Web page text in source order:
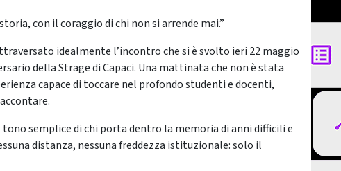
con il coraggio di chi non si arrende mai.”
idealmente l’incontro che si è svolto ieri 22 maggio
della Strage di Capaci. Una mattinata che non è stata
capace di toccare nel profondo studenti e docenti,
semplice di chi porta dentro la memoria di anni difficili e
distanza, nessuna freddezza istituzionale: solo il